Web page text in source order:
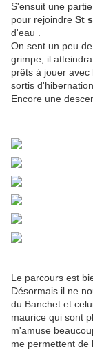
S'ensuit une
pour rejoindre St
d'eau .
On sent un peu
grimpe, il
prêts à jouer
sortis
Encore une
Le parcours est
Désormais il ne
du Banchet et
maurice qui sont
m'amuse
me permettent de